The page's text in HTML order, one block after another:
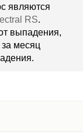
являются
RS.
выпадения,
месяц